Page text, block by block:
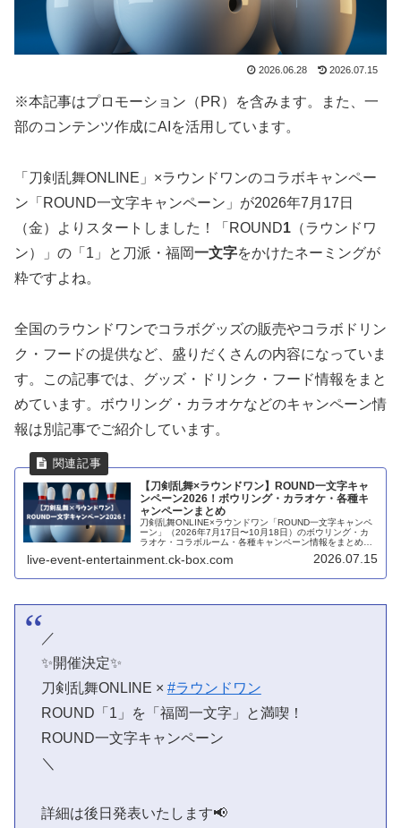
2026.06.28 2026.07.15
※本記事はプロモーション（PR）を含みます。また、一
部のコンテンツ作成にAIを活用しています。
「刀剣乱舞ONLINE」×ラウンドワンのコラボキャンペー
ン「ROUND一文字キャンペーン」が2026年7月17日
（金）よりスタートしました！「ROUND1 （ラウンドワ
ン）」の「1」と刀派・福岡一文字をかけたネーミングが
粋ですよね。
全国のラウンドワンでコラボグッズの販売やコラボドリン
ク・フードの提供など、盛りだくさんの内容になっていま
す。この記事では、グッズ・ドリンク・フード情報をまと
めています。ボウリング・カラオケなどのキャンペーン情
報は別記事でご紹介しています。
【刀剣乱舞×ラウンドワン】ROUND一文字キャ
ンペーン2026！ボウリング・カラオケ・各種キ
ャンペーンまとめ
刀剣乱舞ONLINE×ラウンドワン「ROUND一文字キャンペ
ーン」（2026年7月17日〜10月18日）のボウリング・カ
ラオケ・コラボルーム・各種キャンペーン情報をまとめま
live-event-entertainment.ck-box.com 2026.07.15
／
✨開催決定✨
刀剣乱舞ONLINE × #ラウンドワン
ROUND「1」を「福岡一文字」と満喫！
ROUND一文字キャンペーン
＼
詳細は後日発表いたします📢